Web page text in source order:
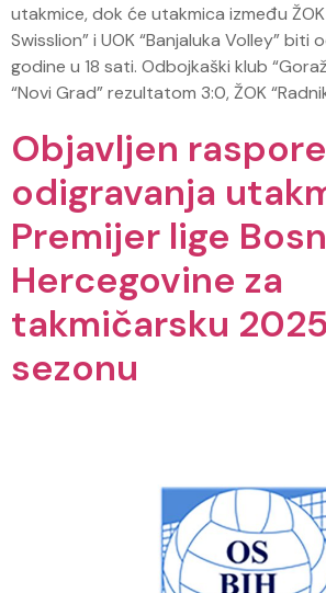
utakmice, dok će utakmica između ŽOK
Swisslion” i UOK “Banjaluka Volley” biti
godine u 18 sati. Odbojkaški klub
“Novi Grad” rezultatom 3:0, ŽOK
Objavljen
odigravanja
Premijer lige
Hercegovine za
takmičarsku
sezonu